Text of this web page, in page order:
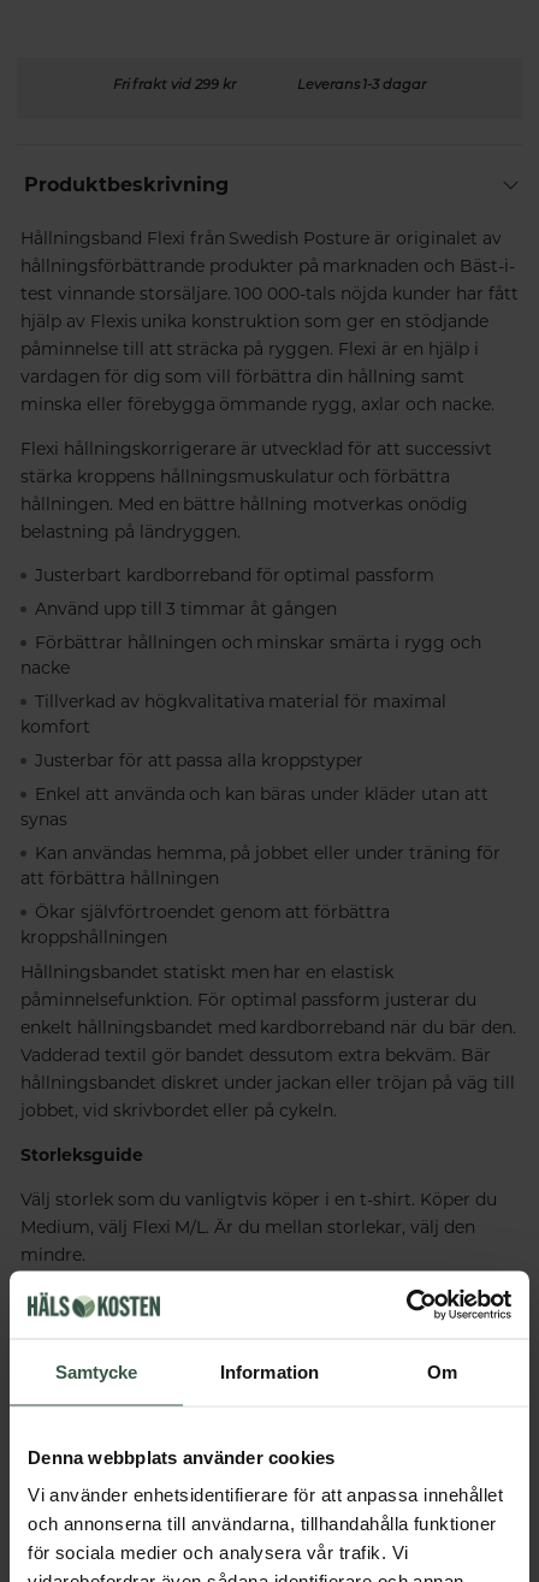
Samtycke Information Om
Denna webbplats använder cookies
Vi använder enhetsidentifierare för att anpassa innehållet
och annonserna till användarna, tillhandahålla funktioner
för sociala medier och analysera vår trafik. Vi
Fri frakt vid 299 kr Leverans 1-3 dagar
Produktbeskrivning
Hållningsband Flexi från Swedish Posture är originalet av
hållningsförbättrande produkter på marknaden och Bäst-i-
test vinnande storsäljare. 100 000-tals nöjda kunder har fått
hjälp av Flexis unika konstruktion som ger en stödjande
påminnelse till att sträcka på ryggen. Flexi är en hjälp i
vardagen för dig som vill förbättra din hållning samt
minska eller förebygga ömmande rygg, axlar och nacke.
Flexi hållningskorrigerare är utvecklad för att successivt
stärka kroppens hållningsmuskulatur och förbättra
hållningen. Med en bättre hållning motverkas onödig
belastning på ländryggen.
Justerbart kardborreband för optimal passform
Använd upp till 3 timmar åt gången
Förbättrar hållningen och minskar smärta i rygg och
nacke
Tillverkad av högkvalitativa material för maximal
komfort
Justerbar för att passa alla kroppstyper
Enkel att använda och kan bäras under kläder utan att
synas
Kan användas hemma, på jobbet eller under träning för
att förbättra hållningen
Ökar självförtroendet genom att förbättra
kroppshållningen
Hållningsbandet statiskt men har en elastisk
påminnelsefunktion. För optimal passform justerar du
enkelt hållningsbandet med kardborreband när du bär den.
Vadderad textil gör bandet dessutom extra bekväm. Bär
hållningsbandet diskret under jackan eller tröjan på väg till
jobbet, vid skrivbordet eller på cykeln.
Storleksguide
Välj storlek som du vanligtvis köper i en t-shirt. Köper du
Medium, välj Flexi M/L. Är du mellan storlekar, välj den
mindre.
Får vi föreslå